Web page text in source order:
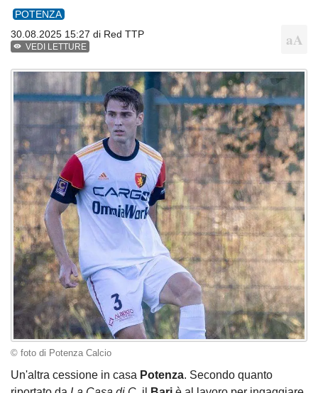
POTENZA
30.08.2025 15:27 di Red TTP
VEDI LETTURE
© foto di Potenza Calcio
Un'altra cessione in casa Potenza. Secondo quanto